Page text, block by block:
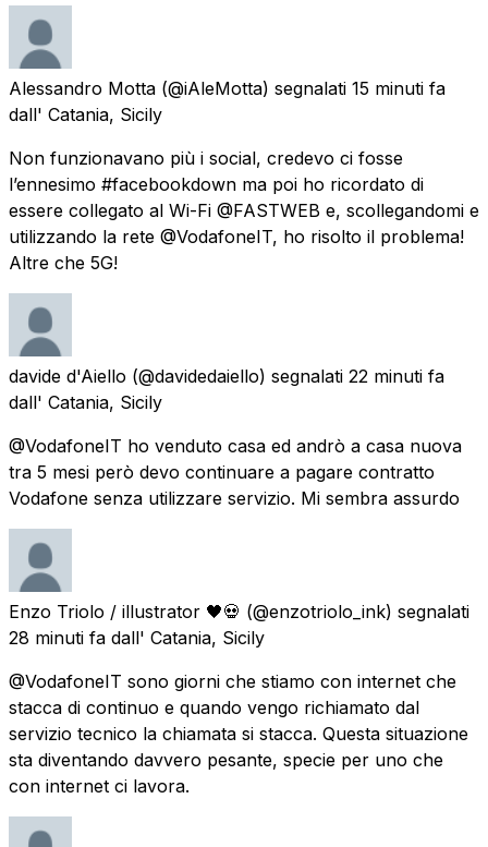
Alessandro Motta (@iAleMotta) segnalati 15 minuti fa
dall' Catania, Sicily
Non funzionavano più i social, credevo ci fosse
l’ennesimo #facebookdown ma poi ho ricordato di
essere collegato al Wi-Fi @FASTWEB e, scollegandomi e
utilizzando la rete @VodafoneIT, ho risolto il problema!
Altre che 5G!
davide d'Aiello (@davidedaiello) segnalati 22 minuti fa
dall' Catania, Sicily
@VodafoneIT ho venduto casa ed andrò a casa nuova
tra 5 mesi però devo continuare a pagare contratto
Vodafone senza utilizzare servizio. Mi sembra assurdo
Enzo Triolo / illustrator 🖤💀 (@enzotriolo_ink) segnalati
28 minuti fa dall' Catania, Sicily
@VodafoneIT sono giorni che stiamo con internet che
stacca di continuo e quando vengo richiamato dal
servizio tecnico la chiamata si stacca. Questa situazione
sta diventando davvero pesante, specie per uno che
con internet ci lavora.